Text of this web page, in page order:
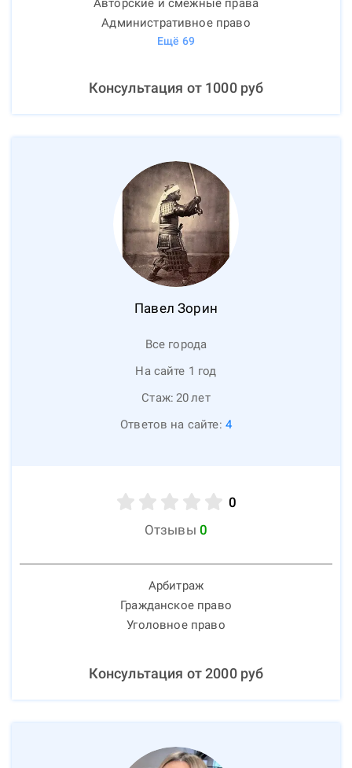
Авторские и смежные права
Административное право
Ещё 69
Консультация от 1000руб
Павел Зорин
Все города
На сайте 1 год
Стаж: 20лет
Ответов на сайте: 4
0
Отзывы 0
Арбитраж
Гражданское право
Уголовное право
Консультация от2000руб